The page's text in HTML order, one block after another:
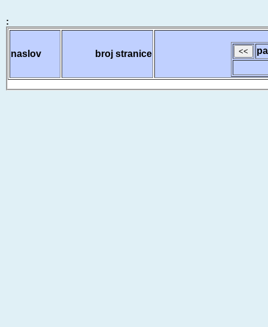
:
naslov broj stranice